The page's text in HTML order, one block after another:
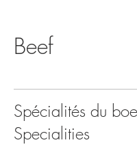
Beef
Spécialités du
Specialities